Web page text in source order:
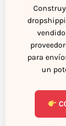
para
un